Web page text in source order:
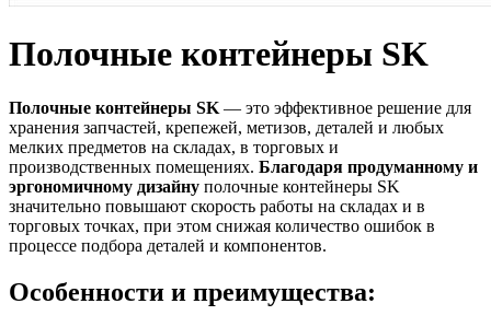
Полочные контейнеры SK
Полочные контейнеры SK — это эффективное решение для
хранения запчастей, крепежей, метизов, деталей и любых
мелких предметов на складах, в торговых и
производственных помещениях. Благодаря продуманному и
эргономичному дизайну полочные контейнеры SK
значительно повышают скорость работы на складах и в
торговых точках, при этом снижая количество ошибок в
процессе подбора деталей и компонентов.
Особенности и преимущества: